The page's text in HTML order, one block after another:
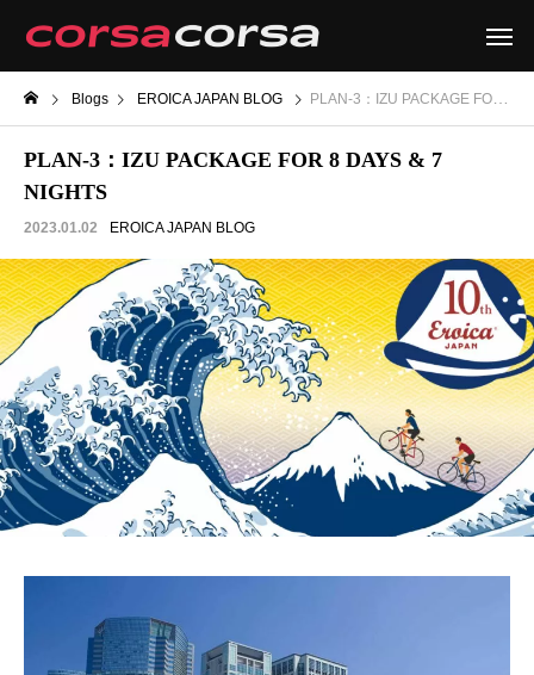
Blogs EROICA JAPAN BLOG PLAN-3：IZU PACKAGE FOR 8 DAYS & 7 NIGHTS
PLAN-3：IZU PACKAGE FOR 8 DAYS & 7
NIGHTS
2023.01.02 EROICA JAPAN BLOG